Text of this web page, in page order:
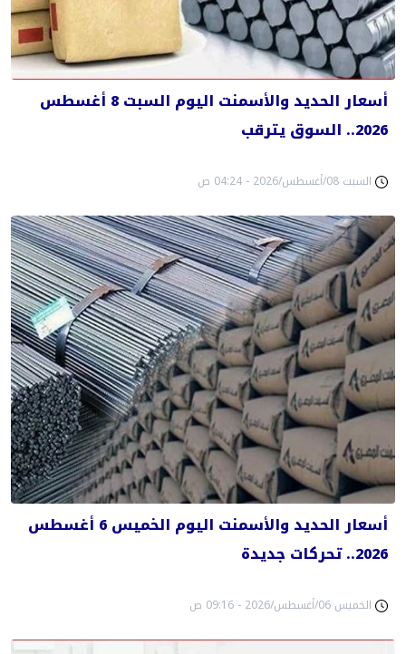
أسعار الحديد والأسمنت اليوم السبت 8 أغسطس
2026.. السوق يترقب
السبت 08/أغسطس/2026 - 04:24 ص
أسعار الحديد والأسمنت اليوم الخميس 6 أغسطس
2026.. تحركات جديدة
الخميس 06/أغسطس/2026 - 09:16 ص